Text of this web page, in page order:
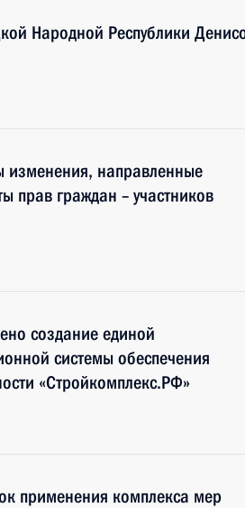
Народной Республики
изменения, направленные
прав граждан – участников
создание единой
системы обеспечения
«Стройкомплекс.РФ»
применения комплекса мер